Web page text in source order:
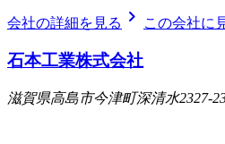
会社の詳細を見る chevron_right この会社に
石本工業株式会社
滋賀県高島市今津町深清水2327-